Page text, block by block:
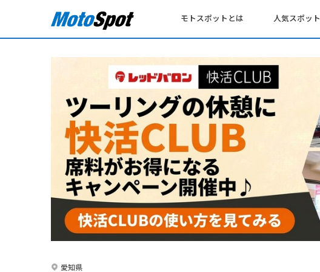
モトスポットとは 人気スポット
愛知県